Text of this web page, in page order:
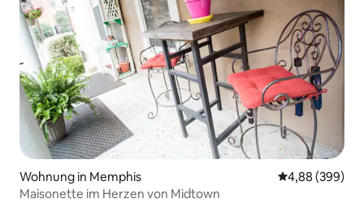
Wohnung in Memphis
4,88 (399)
Maisonette im Herzen von Midtown